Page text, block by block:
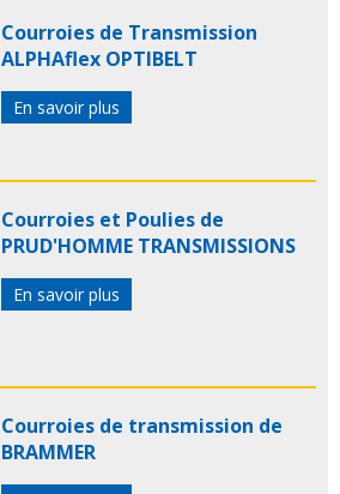
Courroies de Transmission
ALPHAflex OPTIBELT
En savoir plus
Courroies et Poulies de
PRUD'HOMME TRANSMISSIONS
En savoir plus
Courroies de transmission de
BRAMMER